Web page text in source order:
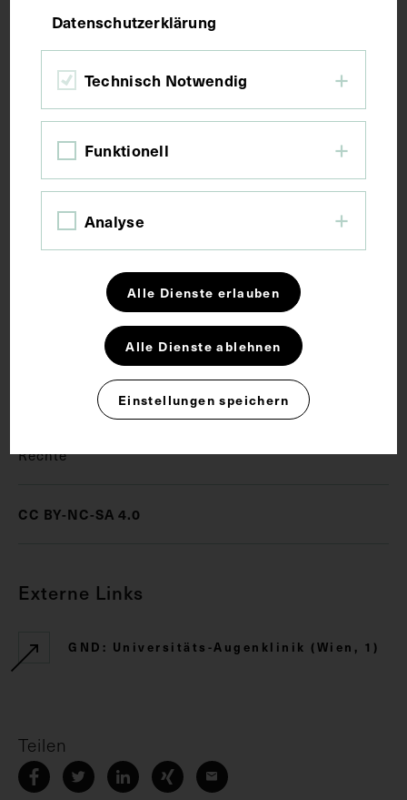
Bildmaß 22,6 x 22,6 cm
Kurzbeschreibung
Es handelt sich um Originalaquarelle von
Augenhintergrundbildern aus dem 3. Viertel des 19.
Jahrhunderts, die in der I. Universitäts-Augenklinik
Wien angefertigt worden sind. Der Bestand besteht
Augenheilkunde Fotoalbum
Rechte
CC BY-NC-SA 4.0
Externe Links
GND: Universitäts-Augenklinik (Wien, 1)
Teilen
Datenschutzerklärung
Technisch Notwendig
Funktionell
Analyse
Alle Dienste erlauben
Alle Dienste ablehnen
Einstellungen speichern